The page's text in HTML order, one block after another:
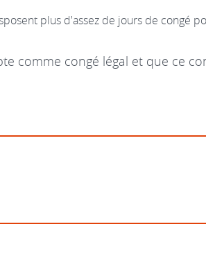
plus d'assez de jours de congé
comme congé légal et que ce